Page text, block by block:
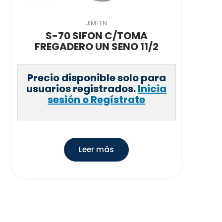
JIMTEN
S-70 SIFON C/TOMA
FREGADERO UN SENO 11/2
Precio disponible solo para
usuarios registrados.Inicia
sesión o Regístrate
Leer más